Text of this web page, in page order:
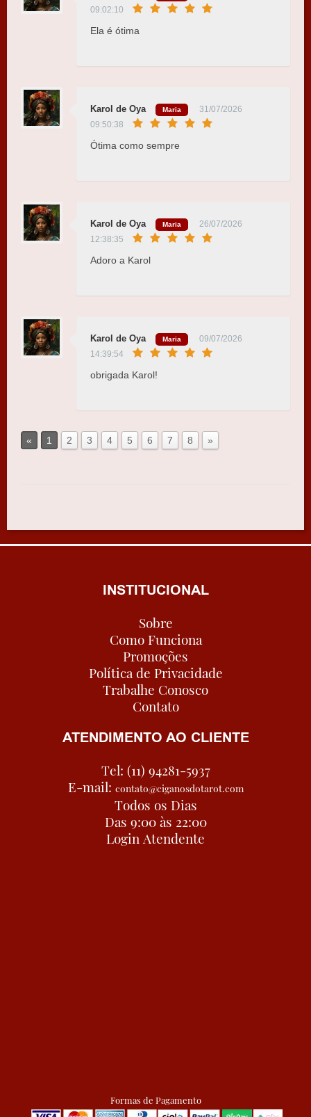
09:02:10
Ela é ótima
Karol de Oya Maria
31/07/2026
09:50:38
Ótima como sempre
Karol de Oya Maria
26/07/2026
12:38:35
Adoro a Karol
Karol de Oya Maria
09/07/2026
14:39:54
obrigada Karol!
« 1 2 3 4 5 6 7 8 »
INSTITUCIONAL
Sobre
Como Funciona
Promoções
Política de Privacidade
Trabalhe Conosco
Contato
ATENDIMENTO AO CLIENTE
Tel: (11) 94281-5937
E-mail: contato@ciganosdotarot.com
Todos os Dias
Das 9:00 às 22:00
Login Atendente
Formas de Pagamento